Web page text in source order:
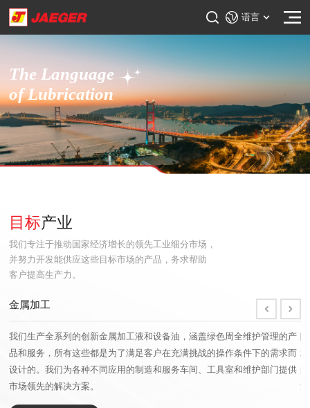
语言
The Language
of Lubrication
The Language
of Lubrication
The Language
of Lubrication
目标产业
我们专注于推动国家经济增长的领先工业细分市场，
并努力开发能供应这些目标市场的产品，务求帮助
客户提高生产力。
金属加工
我们生产全系列的创新金属加工液和设备油，涵盖绿色周全维护管理的产
品和服务，所有这些都是为了满足客户在充满挑战的操作条件下的需求而
设计的。我们为各种不同应用的制造和服务车间、工具室和维护部门提供
市场领先的解决方案。